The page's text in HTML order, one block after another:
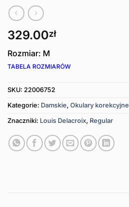
329.00zł
Rozmiar: M
TABELA ROZMIARÓW
SKU: 22006752
Kategorie: Damskie, Okulary korekcyjne
Znaczniki: Louis Delacroix, Regular